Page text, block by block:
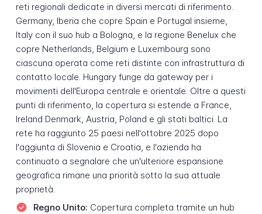
reti regionali dedicate in diversi mercati di riferimento.
Germany, Iberia che copre Spain e Portugal insieme,
Italy con il suo hub a Bologna, e la regione Benelux che
copre Netherlands, Belgium e Luxembourg sono
ciascuna operata come reti distinte con infrastruttura di
contatto locale. Hungary funge da gateway per i
movimenti dell'Europa centrale e orientale. Oltre a questi
punti di riferimento, la copertura si estende a France,
Ireland Denmark, Austria, Poland e gli stati baltici. La
rete ha raggiunto 25 paesi nell'ottobre 2025 dopo
l'aggiunta di Slovenia e Croatia, e l'azienda ha
continuato a segnalare che un'ulteriore espansione
geografica rimane una priorità sotto la sua attuale
proprietà.
Regno Unito: Copertura completa tramite un hub